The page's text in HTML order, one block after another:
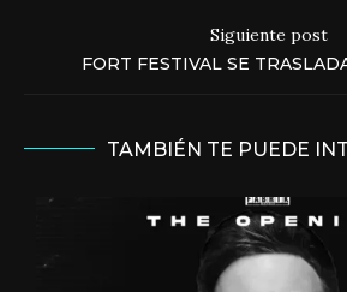
Siguiente post
FORT FESTIVAL SE
TAMBIÉN TE PUEDE